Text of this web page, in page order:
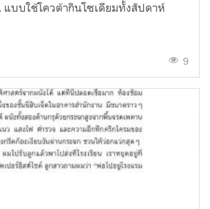
แบบใช้โควต้ากินโซเดียมทั้งสัปดาห์
9